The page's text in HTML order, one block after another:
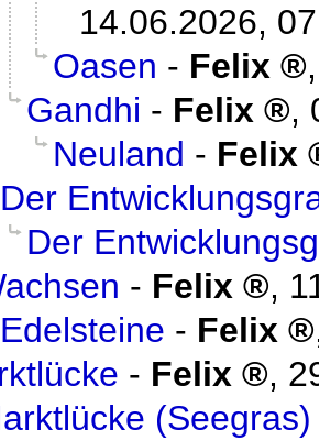
14.06.2026,
Oasen - Felix
Gandhi - Felix ,
Neuland - Felix
Der
Der
- Felix ,
Edelsteine - Felix
- Felix ,
(Seegras)